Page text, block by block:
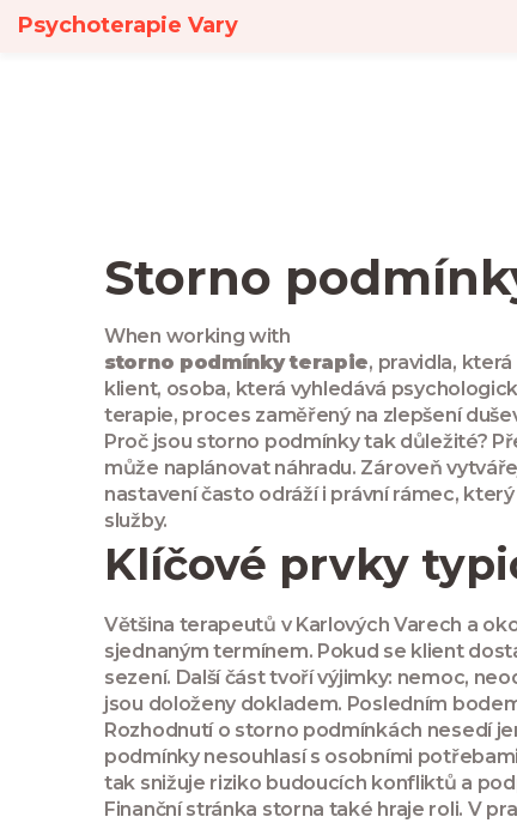
Psychoterapie Vary
Storno
When working with
storno podmínky terapie, pravidla,
klient, osoba, která vyhledává
terapie, proces zaměřený na zlepšení
Proč jsou storno podmínky tak důležité?
může naplánovat náhradu. Zároveň
nastavení často odráží i právní rámec,
služby.
Klíčové prvky
Většina terapeutů v Karlových Varech a
sjednaným termínem. Pokud se klient
sezení. Další část tvoří výjimky: nemoc,
jsou doloženy dokladem. Posledním
Rozhodnutí o storno podmínkách nesedí
podmínky nesouhlasí s osobními
tak snižuje riziko budoucích konfliktů a
Finanční stránka storna také hraje roli. V